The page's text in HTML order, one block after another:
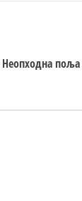
Неопходна поља